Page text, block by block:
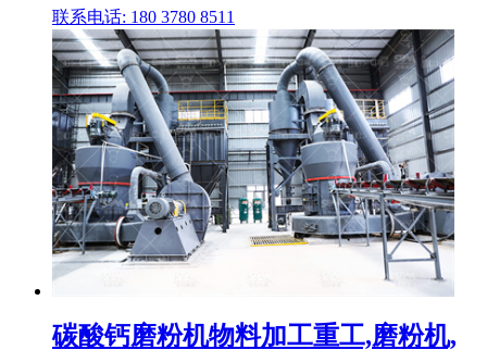
联系电话: 180 3780 8511
碳酸钙磨粉机物料加工重工,磨粉机,